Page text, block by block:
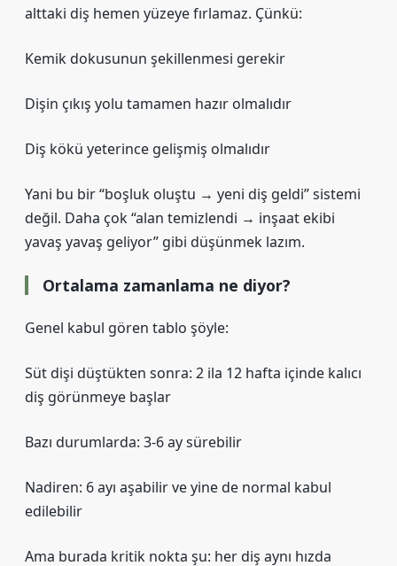
alttaki diş hemen yüzeye fırlamaz. Çünkü:
Kemik dokusunun şekillenmesi gerekir
Dişin çıkış yolu tamamen hazır olmalıdır
Diş kökü yeterince gelişmiş olmalıdır
Yani bu bir “boşluk oluştu → yeni diş geldi” sistemi
değil. Daha çok “alan temizlendi → inşaat ekibi
yavaş yavaş geliyor” gibi düşünmek lazım.
Ortalama zamanlama ne diyor?
Genel kabul gören tablo şöyle:
Süt dişi düştükten sonra: 2 ila 12 hafta içinde kalıcı
diş görünmeye başlar
Bazı durumlarda: 3-6 ay sürebilir
Nadiren: 6 ayı aşabilir ve yine de normal kabul
edilebilir
Ama burada kritik nokta şu: her diş aynı hızda